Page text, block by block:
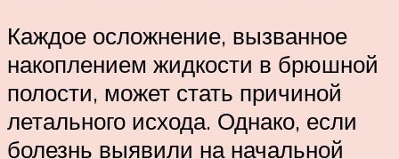
Каждое осложнение, вызванное
накоплением жидкости в брюшной
полости, может стать причиной
летального исхода. Однако, если
болезнь выявили на начальной